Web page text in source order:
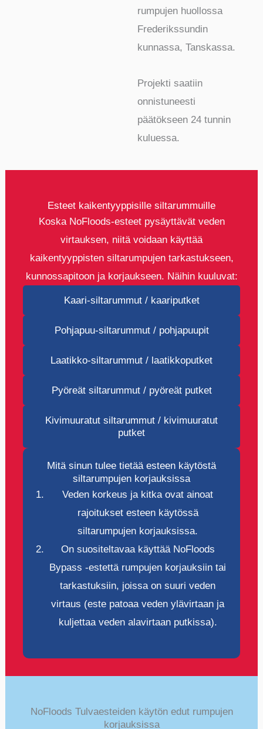
rumpujen huollossa
Frederikssundin
kunnassa, Tanskassa.
Projekti saatiin
onnistuneesti
päätökseen 24 tunnin
kuluessa.
Esteet kaikentyyppisille siltarummuille
Koska NoFloods-esteet pysäyttävät veden
virtauksen, niitä voidaan käyttää
kaikentyyppisten siltarumpujen tarkastukseen,
kunnossapitoon ja korjaukseen. Näihin kuuluvat:
Kaari-siltarummut / kaariputket
Pohjapuu-siltarummut / pohjapuupit
Laatikko-siltarummut / laatikkoputket
Pyöreät siltarummut / pyöreät putket
Kivimuuratut siltarummut / kivimuuratut
putket
Mitä sinun tulee tietää esteen käytöstä
siltarumpujen korjauksissa
Veden korkeus ja kitka ovat ainoat
rajoitukset esteen käytössä
siltarumpujen korjauksissa.
On suositeltavaa käyttää NoFloods
Bypass -estettä rumpujen korjauksiin tai
tarkastuksiin, joissa on suuri veden
virtaus (este patoaa veden ylävirtaan ja
kuljettaa veden alavirtaan putkissa).
NoFloods Tulvaesteiden käytön edut rumpujen
korjauksissa